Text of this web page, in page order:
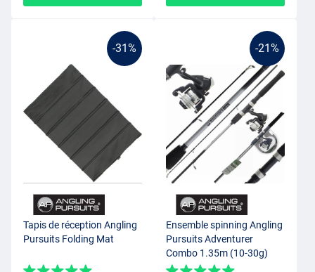
-31%
Tapis de réception Angling
Pursuits Folding Mat
-21%
Ensemble spinning Angling
Pursuits Adventurer
Combo 1.35m (10-30g)